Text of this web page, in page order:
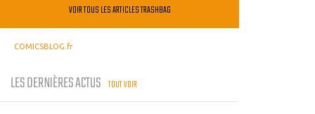
VOIR TOUS LES ARTICLES TRASHBAG
COMICSBLOG.fr
LES DERNIÈRES ACTUS TOUT VOIR